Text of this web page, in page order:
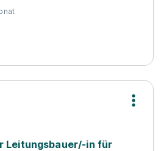
Leitungsbauer/-in für